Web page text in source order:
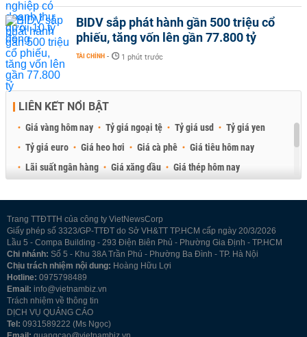
BIDV sắp phát hành gần 500 triệu cổ
phiếu, tăng vốn lên gần 77.800 tỷ
TÀI CHÍNH - 1 phút trước
LIÊN KẾT NỔI BẬT
Giá vàng hôm nay Tỷ giá ngoại tệ Tỷ giá usd
Tỷ giá yen
Tỷ giá euro
Giá heo hơi Giá cà phê
Giá tiêu hôm nay
Lãi suất ngân hàng
Giá xăng dầu
Giá thép hôm nay
Trang TTĐTTH của công ty VietNewsCorp
Giấy phép số 3323/GP-TTĐT do Sở VH&TT TP.HCM cấp ngày 20/3/2026
Lầu 5 - Compa Building - 293 Điện Biên Phủ - Phường Gia Định - TP.HCM
Chi nhánh: Số 5 - Khu 38A Trần Phú - Phường Ba Đình - TP. Hà Nội
Chịu trách nhiệm nội dung: Hoàng Hữu Lợi
Hotline: 0975798489
Email: info@vietnambiz.vn
Trách nhiệm về thông tin
DỊCH VỤ QUẢNG CÁO
Tel: 0931589222 (Ms Ngọc)